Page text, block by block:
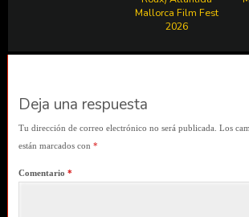
Mallorca Film Fest
2026
Deja una respuesta
Tu dirección de correo electrónico no será publicada. Los
están marcados con *
Comentario *